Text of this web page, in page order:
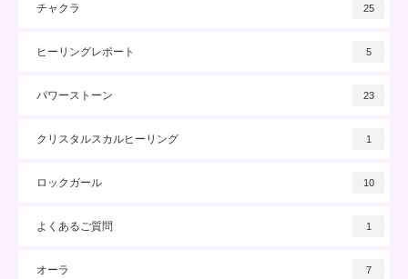
チャクラ 25
ヒーリングレポート 5
パワーストーン 23
クリスタルスカルヒーリング 1
ロックガール 10
よくあるご質問 1
オーラ 7